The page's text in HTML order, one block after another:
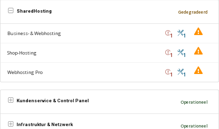
SharedHosting Gedegradeerd
Business- & Webhosting 1 1
Shop-Hosting 1 1
Webhosting Pro 1 1
Kundenservice & Control Panel Operationeel
Infrastruktur & Netzwerk Operationeel